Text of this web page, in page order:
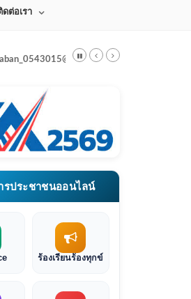
ดต่อเรา
รประชาชนออนไลน์
ร้องเรียนร้องทุกข์